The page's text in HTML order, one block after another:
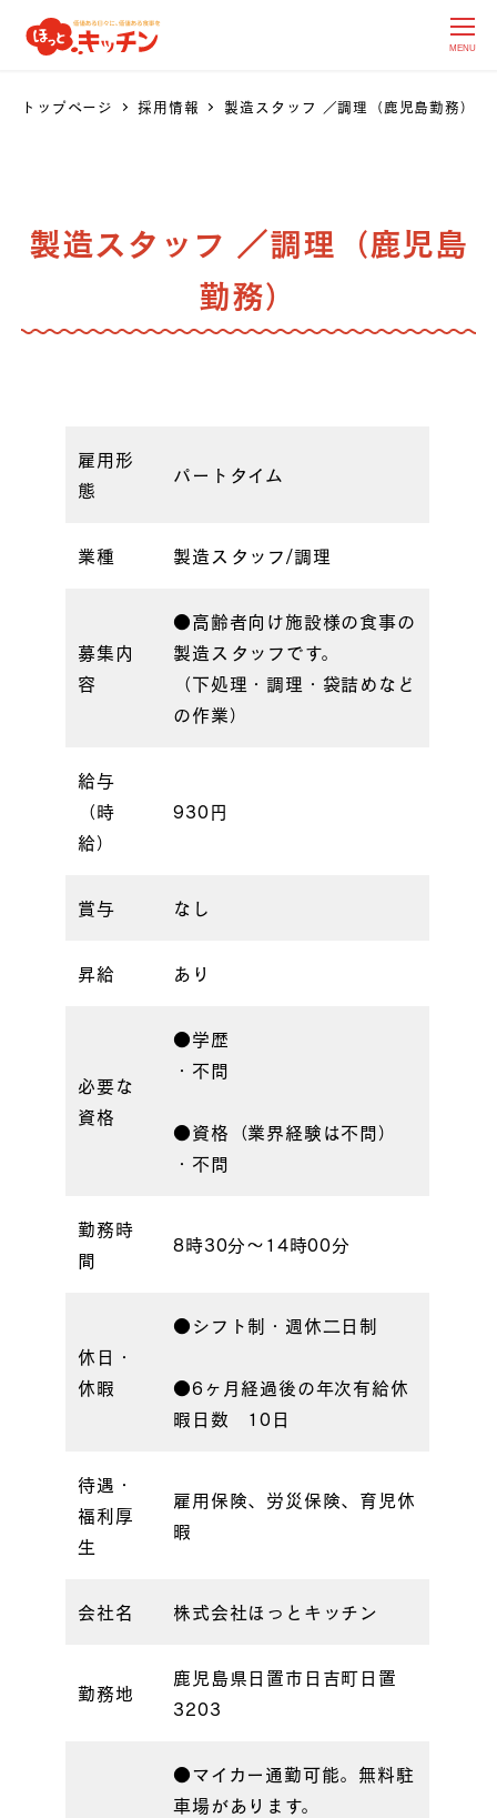
MENU
トップページ 採用情報 製造スタッフ ／調理（鹿児島勤務）
製造スタッフ ／調理（鹿児島
勤務）
雇用形
態
パートタイム
業種 製造スタッフ/調理
募集内
容
●高齢者向け施設様の食事の
製造スタッフです。
（下処理・調理・袋詰めなど
の作業）
給与
（時
給）
930円
賞与 なし
昇給 あり
必要な
資格
●学歴
・不問
●資格（業界経験は不問）
・不問
勤務時
間
8時30分〜14時00分
休日・
休暇
●シフト制・週休二日制
●6ヶ月経過後の年次有給休
暇日数 10日
待遇・
福利厚
生
雇用保険、労災保険、育児休
暇
会社名 株式会社ほっとキッチン
勤務地
鹿児島県日置市日吉町日置
3203
●マイカー通勤可能。無料駐
車場があります。